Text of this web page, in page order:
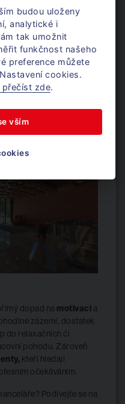
spokojenosti
. Dobrá
v očích zákazníků a
kanceláří ješiroká
centru. Patří sem
správu
služeb a
činnosti.
dopad na motivaci a
zázemí, dostatek
do relaxačních či
pohodu. Zároveň
kteří hledají
očekáváním.
Podívejte se na
budou uloženy
analytické i
tak umožnit
funkčnost našeho
preference můžete
cookies.
přečíst zde.
vším